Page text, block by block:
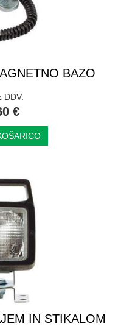
BAZO
DDV:
€
IN STIKALOM